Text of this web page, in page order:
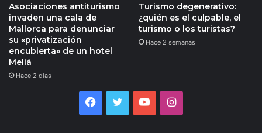
Asociaciones antiturismo
invaden una cala de
Mallorca para denunciar
su «privatización
encubierta» de un hotel
Meliá
Hace 2 días
Turismo degenerativo:
¿quién es el culpable, el
turismo o los turistas?
Hace 2 semanas
Facebook
TwitterYouTubeInstagram